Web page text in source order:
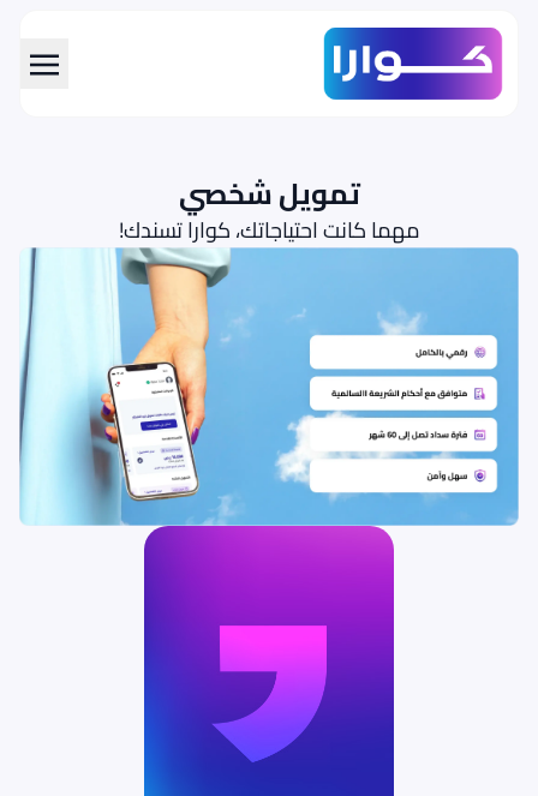
تمويل شخصي
مهما كانت احتياجاتك، كوارا تسندك!